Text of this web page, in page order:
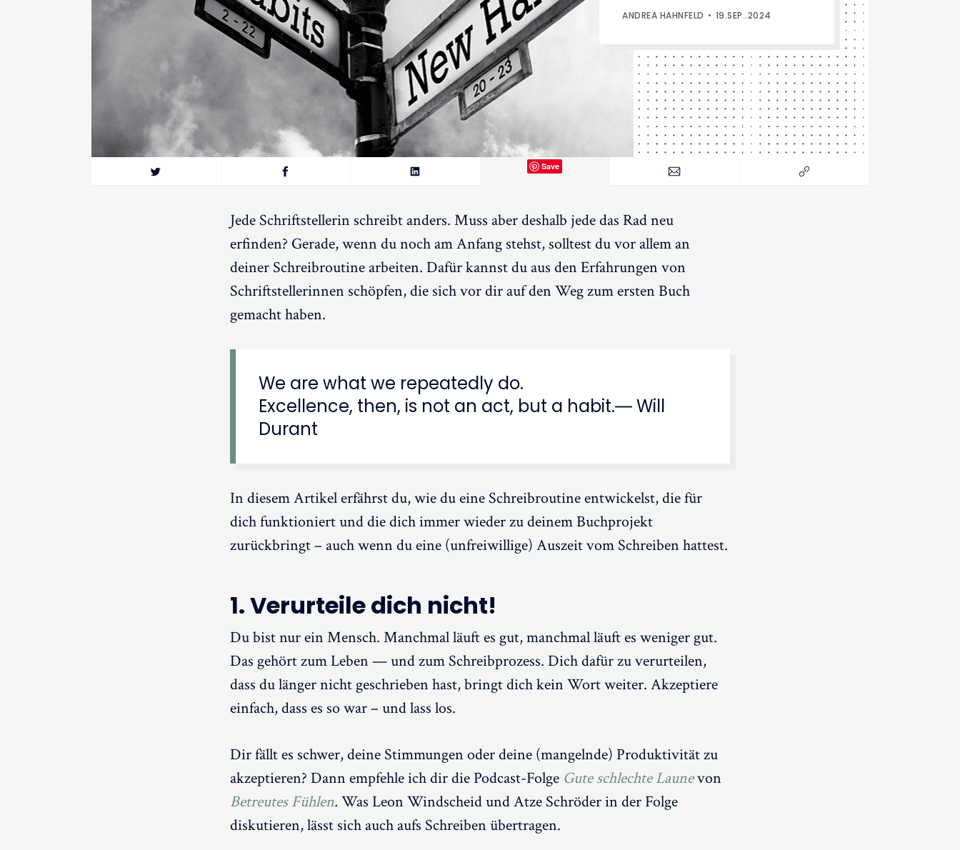
ANDREA HAHNFELD 19.SEP..2024
Save
Jede Schriftstellerin schreibt anders. Muss aber deshalb jede das Rad neu
erfinden? Gerade, wenn du noch am Anfang stehst, solltest du vor allem an
deiner Schreibroutine arbeiten. Dafür kannst du aus den Erfahrungen von
Schriftstellerinnen schöpfen, die sich vor dir auf den Weg zum ersten Buch
gemacht haben.
We are what we repeatedly do.
Excellence, then, is not an act, but a habit.― Will
Durant
In diesem Artikel erfährst du, wie du eine Schreibroutine entwickelst, die für
dich funktioniert und die dich immer wieder zu deinem Buchprojekt
zurückbringt – auch wenn du eine (unfreiwillige) Auszeit vom Schreiben hattest.
1. Verurteile dich nicht!
Du bist nur ein Mensch. Manchmal läuft es gut, manchmal läuft es weniger gut.
Das gehört zum Leben — und zum Schreibprozess. Dich dafür zu verurteilen,
dass du länger nicht geschrieben hast, bringt dich kein Wort weiter. Akzeptiere
einfach, dass es so war – und lass los.
Dir fällt es schwer, deine Stimmungen oder deine (mangelnde) Produktivität zu
akzeptieren? Dann empfehle ich dir die Podcast-Folge Gute schlechte Launevon
Betreutes Fühlen. Was Leon Windscheid und Atze Schröder in der Folge
diskutieren, lässt sich auch aufs Schreiben übertragen.